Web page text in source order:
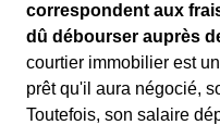
correspondent aux
dû débourser auprès
courtier immobilier est
prêt qu'il aura négocié,
Toutefois, son salaire